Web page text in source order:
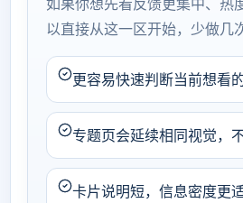
如果你想先看反馈更集中、热
以直接从这一区开始，少做几
更容易快速判断当前想看的
专题页会延续相同视觉，
卡片说明短，信息密度更